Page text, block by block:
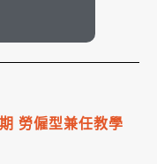
勞僱型兼任教學